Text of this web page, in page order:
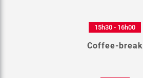
15h30 - 16h00
Coffee-break